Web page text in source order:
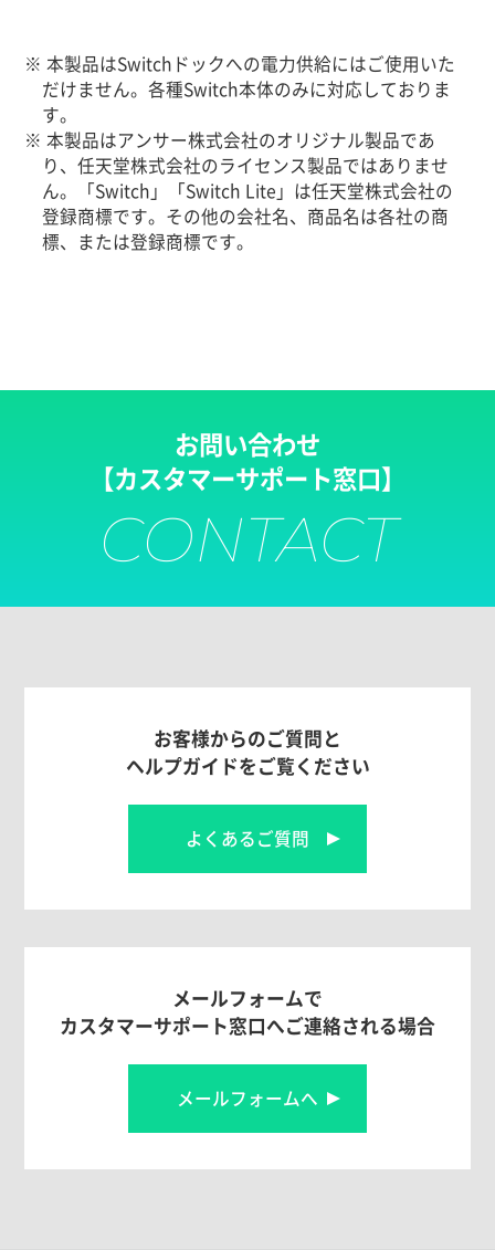
※ 本製品はSwitchドックへの電力供給にはご使用いた
だけません。各種Switch本体のみに対応しておりま
す。
※ 本製品はアンサー株式会社のオリジナル製品であ
り、任天堂株式会社のライセンス製品ではありませ
ん。「Switch」「Switch Lite」は任天堂株式会社の
登録商標です。その他の会社名、商品名は各社の商
標、または登録商標です。
お問い合わせ
【カスタマーサポート窓口】
CONTACT
お客様からのご質問と
ヘルプガイドをご覧ください
よくあるご質問
メールフォームで
カスタマーサポート窓口へご連絡される場合
メールフォームへ